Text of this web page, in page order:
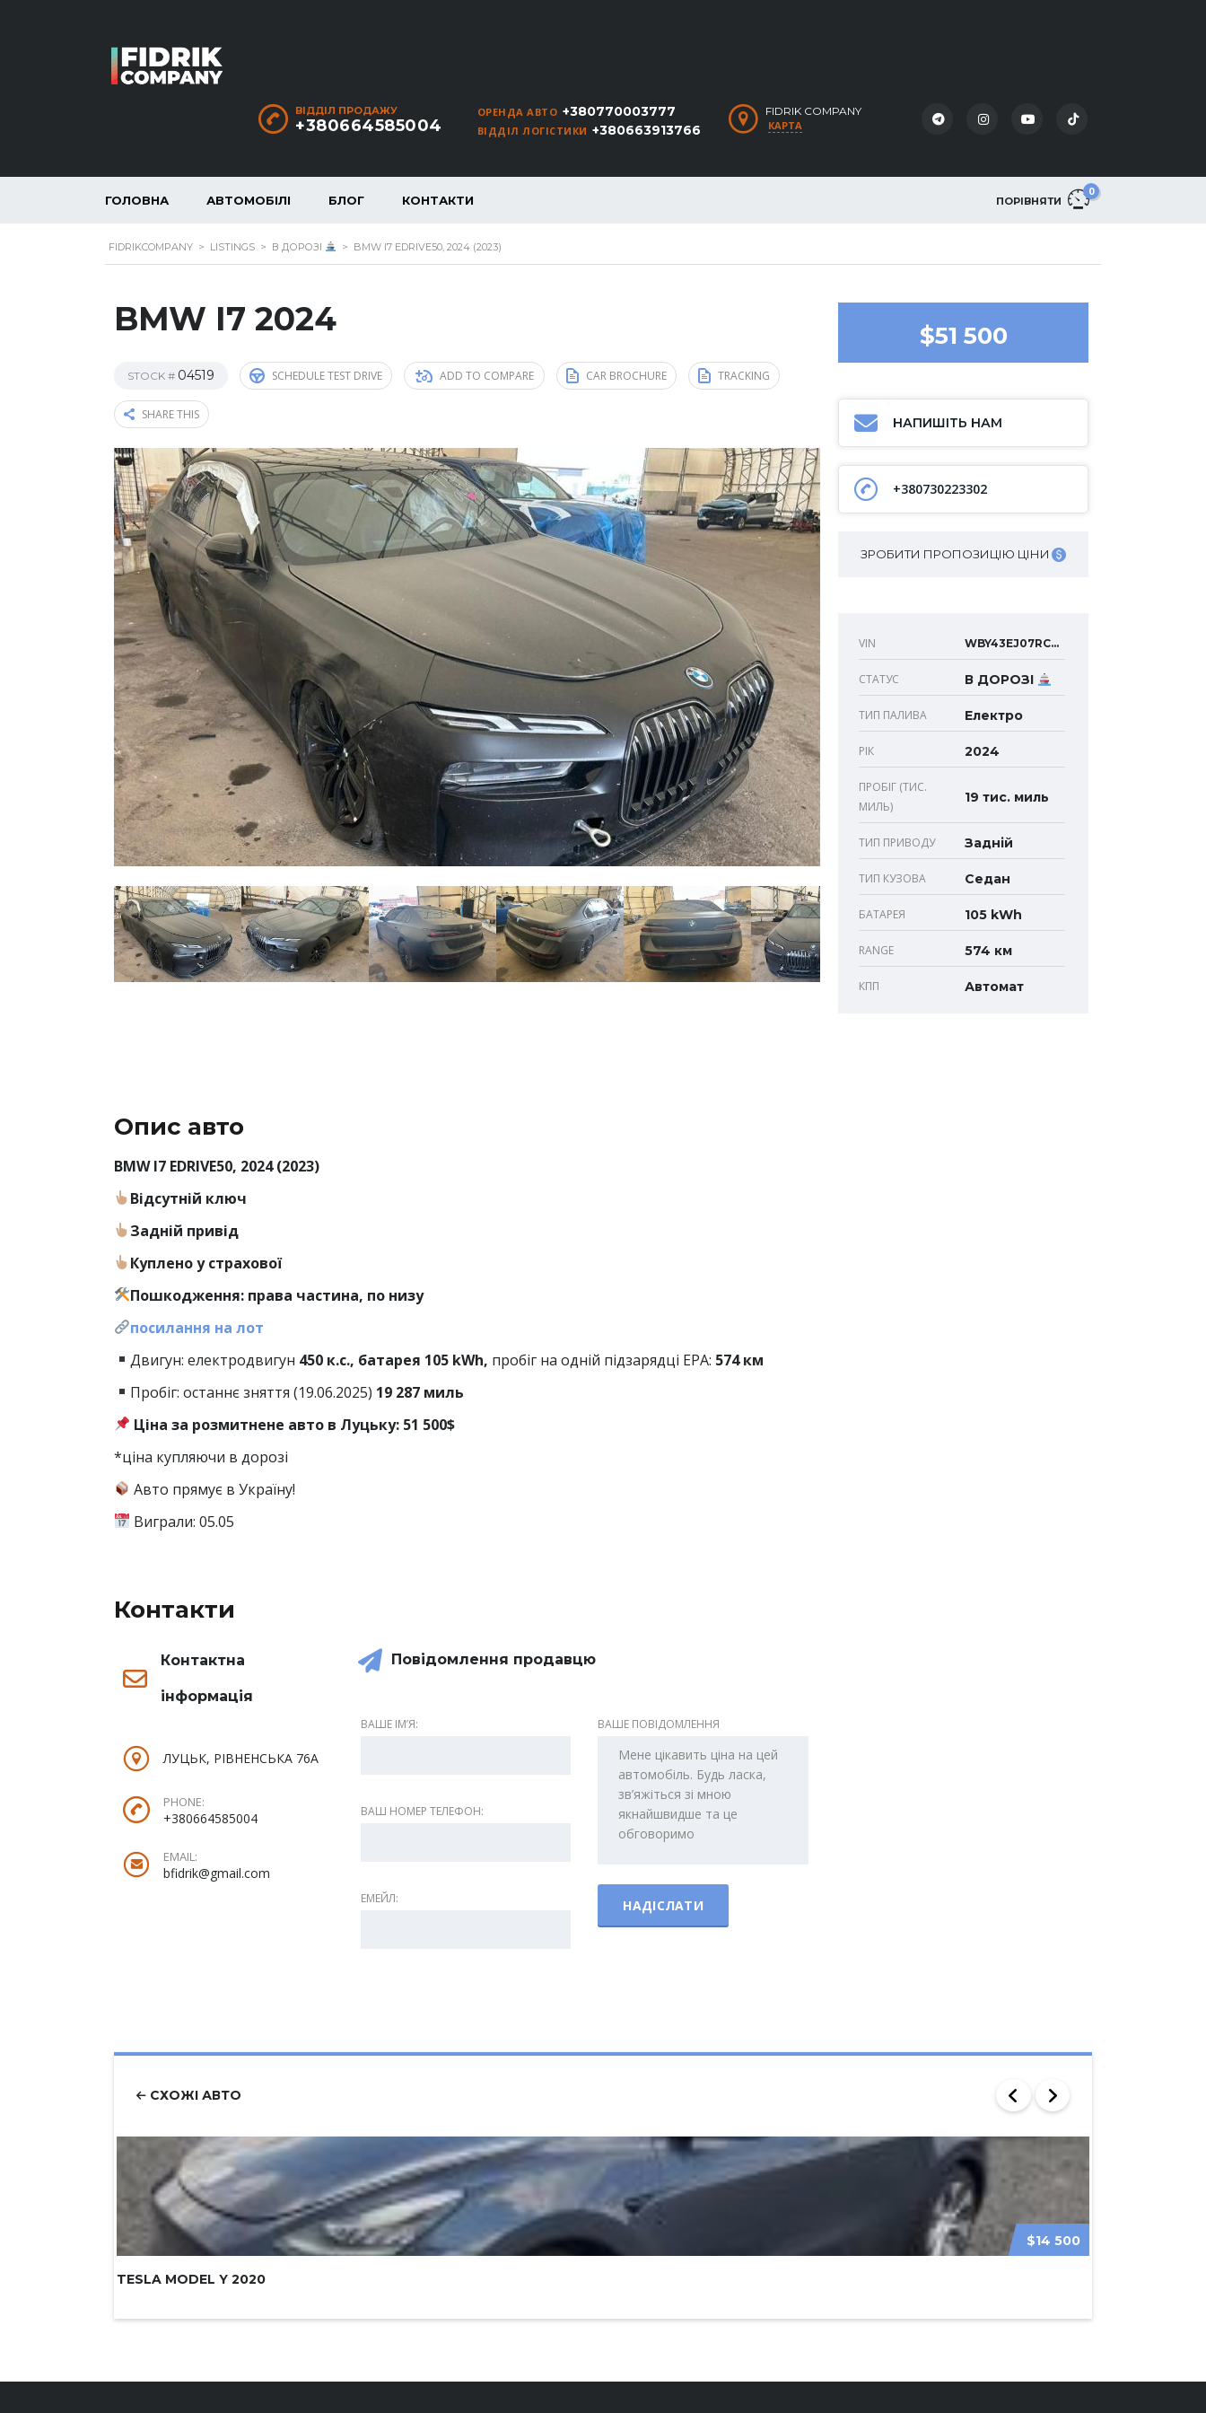
FIDRIK COMPANY
КАРТА
ОРЕНДА АВТО +380770003777
ВІДДІЛ ЛОГІСТИКИ +380663913766
ВІДДІЛ ПРОДАЖУ
+380664585004
ПОРІВНЯТИ
0
ГОЛОВНА АВТОМОБІЛІ БЛОГ КОНТАКТИ
FIDRIKCOMPANY > LISTINGS > В ДОРОЗІ > BMW I7 EDRIVE50, 2024 (2023)
BMW I7 2024
STOCK # 04519 SCHEDULE TEST DRIVE ADD TO COMPARE CAR BROCHURE TRACKING
SHARE THIS
Опис авто
BMW I7 EDRIVE50, 2024 (2023)
Відсутній ключ
Задній привід
Куплено у страхової
Пошкодження: права частина, по низу
посилання на лот
Двигун: електродвигун 450 к.с., батарея 105 kWh, пробіг на одній підзарядці EPA: 574 км
Пробіг: останнє зняття (19.06.2025) 19 287 миль
Ціна за розмитнене авто в Луцьку: 51 500$
*ціна купляючи в дорозі
Авто прямує в Україну!
Виграли: 05.05
Контакти
Контактна
інформація
ЛУЦЬК, РІВНЕНСЬКА 76А
PHONE:
+380664585004
EMAIL:
bfidrik@gmail.com
Повідомлення продавцю
ВАШЕ ІМʼЯ:
ВАШ НОМЕР ТЕЛЕФОН:
ЕМЕЙЛ:
ВАШЕ ПОВІДОМЛЕННЯ
$51 500
НАПИШІТЬ НАМ
+380730223302
ЗРОБИТИ ПРОПОЗИЦІЮ ЦІНИ
VIN WBY43EJ07RCR29956
СТАТУС В ДОРОЗІ
ТИП ПАЛИВА Електро
РІК 2024
ПРОБІГ (ТИС.
МИЛЬ)
19 тис. миль
ТИП ПРИВОДУ Задній
ТИП КУЗОВА Седан
БАТАРЕЯ 105 kWh
RANGE 574 км
КПП Автомат
СХОЖІ АВТО
$14 500
TESLA MODEL Y 2020